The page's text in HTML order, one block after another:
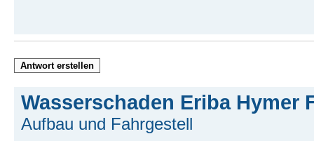
Antwort erstellen
Wasserschaden Eriba Hymer
Aufbau und Fahrgestell